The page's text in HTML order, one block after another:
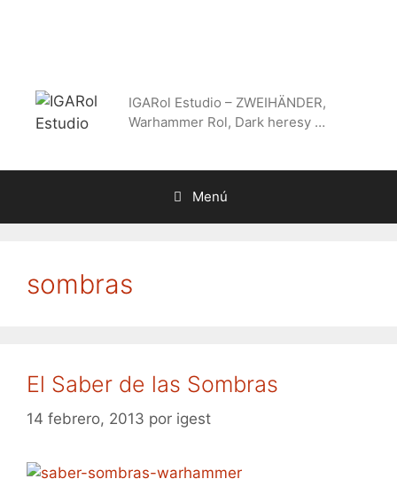
IGARol Estudio – ZWEIHÄNDER,
Warhammer Rol, Dark heresy …
Menú
sombras
El Saber de las Sombras
14 febrero, 2013 por igest